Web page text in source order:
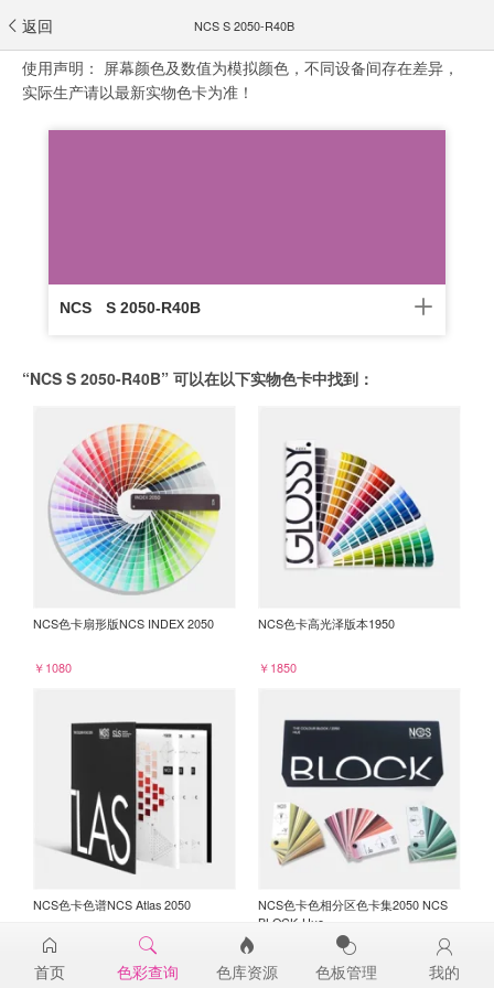
返回 NCS S 2050-R40B
使用声明： 屏幕颜色及数值为模拟颜色，不同设备间存在差异，
实际生产请以最新实物色卡为准！
NCS S 2050-R40B
“NCS S 2050-R40B” 可以在以下实物色卡中找到：
NCS色卡扇形版NCS INDEX 2050
￥1080
NCS色卡高光泽版本1950
￥1850
NCS色卡色谱NCS Atlas 2050
￥3980
NCS色卡色相分区色卡集2050 NCS
BLOCK-Hue
首页 色彩查询 色库资源 色板管理 我的